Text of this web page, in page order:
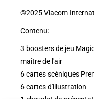
©2025 Viacom
Contenu:
3 boosters de jeu
maître de l'air
6 cartes scéniques
6 cartes d'illustration